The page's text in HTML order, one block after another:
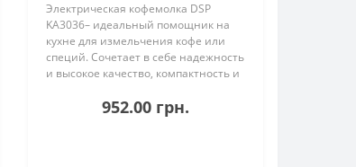
Электрическая кофемолка DSP
KA3036– идеальный помощник на
кухне для измельчения кофе или
специй. Сочетает в себе надежность
и высокое качество, компактность и
дополнит любой интерьер.
Прекрасный вариант кофемолки для
952.00 грн.